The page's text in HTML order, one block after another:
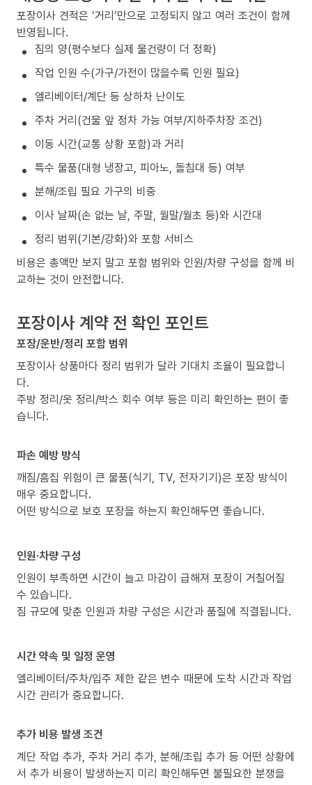
포장이사 견적은 ‘거리’만으로 고정되지 않고 여러 조건이 함께
반영됩니다.
짐의 양(평수보다 실제 물건량이 더 정확)
작업 인원 수(가구/가전이 많을수록 인원 필요)
엘리베이터/계단 등 상하차 난이도
주차 거리(건물 앞 정차 가능 여부/지하주차장 조건)
이동 시간(교통 상황 포함)과 거리
특수 물품(대형 냉장고, 피아노, 돌침대 등) 여부
분해/조립 필요 가구의 비중
이사 날짜(손 없는 날, 주말, 월말/월초 등)와 시간대
정리 범위(기본/강화)와 포함 서비스
비용은 총액만 보지 말고 포함 범위와 인원/차량 구성을 함께 비
교하는 것이 안전합니다.
포장이사 계약 전 확인 포인트
포장/운반/정리 포함 범위
포장이사 상품마다 정리 범위가 달라 기대치 조율이 필요합니
다.
주방 정리/옷 정리/박스 회수 여부 등은 미리 확인하는 편이 좋
습니다.
파손 예방 방식
깨짐/흠집 위험이 큰 물품(식기, TV, 전자기기)은 포장 방식이
매우 중요합니다.
어떤 방식으로 보호 포장을 하는지 확인해두면 좋습니다.
인원·차량 구성
인원이 부족하면 시간이 늘고 마감이 급해져 포장이 거칠어질
수 있습니다.
짐 규모에 맞춘 인원과 차량 구성은 시간과 품질에 직결됩니다.
시간 약속 및 일정 운영
엘리베이터/주차/입주 제한 같은 변수 때문에 도착 시간과 작업
시간 관리가 중요합니다.
추가 비용 발생 조건
계단 작업 추가, 주차 거리 추가, 분해/조립 추가 등 어떤 상황에
서 추가 비용이 발생하는지 미리 확인해두면 불필요한 분쟁을